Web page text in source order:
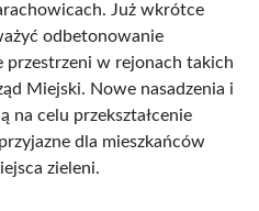
Już wkrótce
odbetonowanie
przestrzeni w rejonach takich
Miejski. Nowe nasadzenia i
na celu przekształcenie
dla mieszkańców
zieleni.